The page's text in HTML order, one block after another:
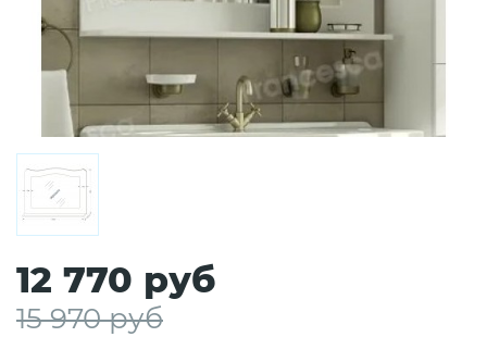
12 770 руб
15 970 руб